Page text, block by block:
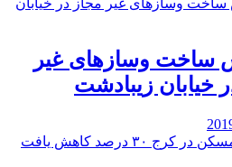
ساخت وسازهای غیر
خیابان زیبادشت